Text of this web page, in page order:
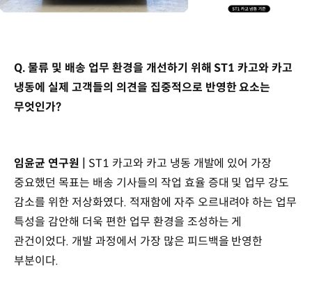
Q. 물류 및 배송 업무 환경을 개선하기 위해 ST1 카고와 카고
냉동에 실제 고객들의 의견을 집중적으로 반영한 요소는
무엇인가?
임윤균 연구원 | ST1 카고와 카고 냉동 개발에 있어 가장
중요했던 목표는 배송 기사들의 작업 효율 증대 및 업무 강도
감소를 위한 저상화였다. 적재함에 자주 오르내려야 하는 업무
특성을 감안해 더욱 편한 업무 환경을 조성하는 게
관건이었다. 개발 과정에서 가장 많은 피드백을 반영한
부분이다.